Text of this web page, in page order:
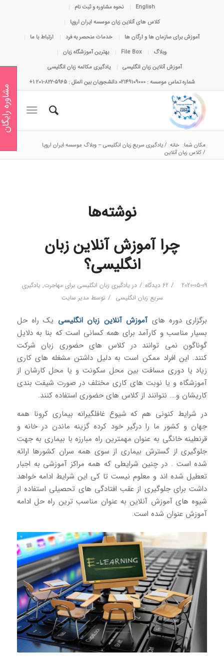
English
نحوه مشاوره و ثبت نام
کلاس های آنلاین زبان موسسه ایران اروپا
آموزش برای سازمان ها و ارگان ها
خدمات منحصر به فرد
ارتباط با ما
وبلاگ
File Box
بهترین آموزشگاه زبان
آموزش آنلاین زبان انگلیسی
یادگیری مکالمه زبان انگلیسی
شماره تماس موسسه : 02149109000 دانشجویان بین الملل : 5965-822-201 1+
مکان شما: خانه / یادگیری سریع زبان انگلیسی – وبلاگ موسسه ایران اروپا
/ کلاس زبان آنلاین
نوشته‌ها
چرا آموزش آنلاین زبان
انگلیسی؟
2020-05-09
/ 62 دیدگاه / در یادگیری زبان انگلیسی برای مهاجرت, یادگیری
سریع زبان انگلیسی / توسطمدیر سایت
برگزاری دوره های آموزش آنلاین زبان انگلیسی یک راه حل
بسیار مناسب و کارآمد برای همه کسانی است که بنا به دلایل
گوناگون نمی توانند در کلاس های حضوری زبان شرکت
کنند. این افراد ممکن است به دلیل داشتن مشغله های کاری
زیاد یا دوری مسافت بین محل سکونت و یا محل کارشان از
آموزشگاه و یا نوبت های کاری مختلف در صورت شیفت بندی
کاریشان و…. نتوانند از کلاس های حضوری استفاده کنند.
در شرایط کنونی هم که شیوع غافلگیرانه بیماری کرونا همه
جهان و کشور ما را درگیر خود کرده گزینه ماندن در خانه و
قرنطینه خانگی به عنوان مهمترین راه مبارزه با بیماری به جهت
جلوگیری از گسترش بیماری از سوی همه سران کشورها ارائه
شده است . در چنین شرایطی که همه مراکز آموزشی به اجبار
تعطیل شده اند و معلوم نیست تا کی این شرایط ادامه خواهد
داشت برای جلوگیری از عقب افتادگی های تحصیلی استفاده از
شیوه های آموزش آنلاین به عنوان مناسب ترین راه حل ادامه
آموزش عنوان شده است.